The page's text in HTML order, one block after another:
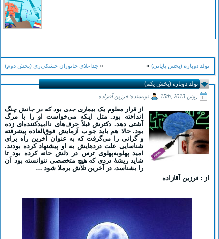
« جداعلای جانوران خشکی‌زی (بخش دوم) تولد دوباره (بخش پایانی) »
تولد دوباره (بخش یکم)
ژوئن 15th, 2013 نویسنده: فرزین آقازاده
از قرار معلوم یک بیماری جدی بود که در جانش چنگ
انداخته بود. مثل اینکه می‌خواست او را با مرگ
آشتی دهد. دکترش قبلاً حرف‌های ناامیدکننده‌ای زده
بود. حالا هم باید جواب آزمایش فوق‌العاده پیشرفته
و گرانی را می‌گرفت که به عنوان آخرین راه برای
شناسایی علت دردهایش به او پیشنهاد کرده بودند.
امید پهلوبه‌پهلوی ترس در دلش خانه کرده بود تا
شاید ریشۀ دردی که هیچ متخصصی نتوانسته بود آن
را بشناسد، در آخرین تلاش برملا شود …
از : فرزین آقازاده